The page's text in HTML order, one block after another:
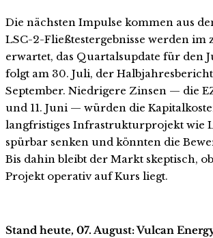
Die nächsten Impulse kommen aus
LSC-2-Fließtestergebnisse werden im
erwartet, das Quartalsupdate für den
folgt am 30. Juli, der Halbjahresbericht
September. Niedrigere Zinsen — die
und 11. Juni — würden die
langfristiges Infrastrukturprojekt wie
spürbar senken und könnten die
Bis dahin bleibt der Markt skeptisch,
Projekt operativ auf Kurs liegt.
Stand heute, 07. August: Vulcan